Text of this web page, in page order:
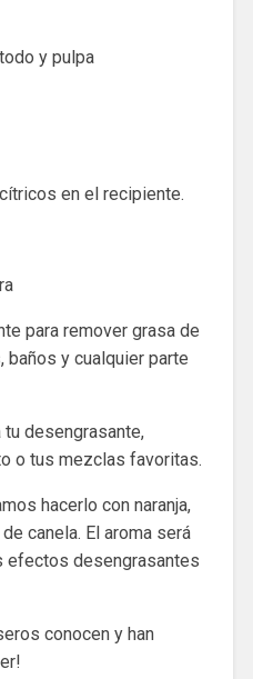
y pulpa
en el recipiente.
para remover grasa de
baños y cualquier parte
tu desengrasante,
o tus mezclas favoritas.
hacerlo con naranja,
canela. El aroma será
efectos desengrasantes
conocen y han